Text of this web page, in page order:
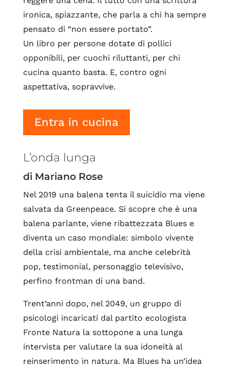
ironica, spiazzante, che parla a chi ha sempre
pensato di “non essere portato”.
Un libro per persone dotate di pollici
opponibili, per cuochi riluttanti, per chi
cucina quanto basta. E, contro ogni
aspettativa, sopravvive.
Entra in cucina
L’onda lunga
di Mariano Rose
Nel 2019 una balena tenta il suicidio ma viene
salvata da Greenpeace. Si scopre che è una
balena parlante, viene ribattezzata Blues e
diventa un caso mondiale: simbolo vivente
della crisi ambientale, ma anche celebrità
pop, testimonial, personaggio televisivo,
perfino frontman di una band.
Trent’anni dopo, nel 2049, un gruppo di
psicologi incaricati dal partito ecologista
Fronte Natura la sottopone a una lunga
intervista per valutare la sua idoneità al
reinserimento in natura. Ma Blues ha un’idea